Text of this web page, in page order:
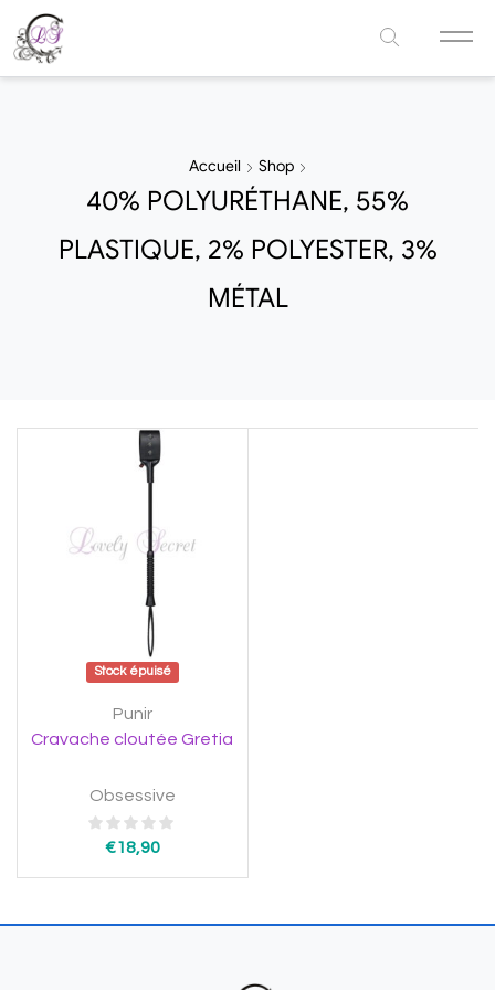
Accueil Shop
40% POLYURÉTHANE, 55%
PLASTIQUE, 2% POLYESTER, 3%
MÉTAL
Stock épuisé
Punir
Cravache cloutée Gretia
Obsessive
€18,90